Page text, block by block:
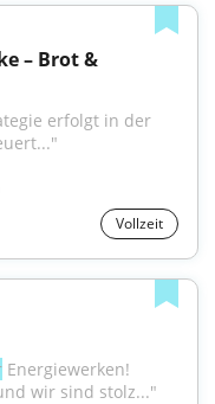
– Brot &
Vollzeit
Energiewerken!
wir sind stolz..."